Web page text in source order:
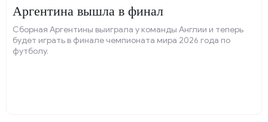
Аргентина вышла в финал
Сборная Аргентины выиграла у команды Англии и теперь
будет играть в финале чемпионата мира 2026 года по
футболу.